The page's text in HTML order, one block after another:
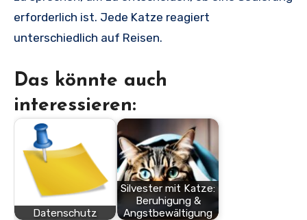
erforderlich ist. Jede Katze reagiert
unterschiedlich auf Reisen.
Das könnte auch
interessieren:
Datenschutz
Silvester mit Katze:
Beruhigung &
Angstbewältigung